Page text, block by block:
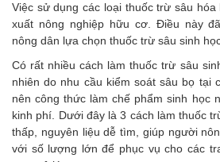
Việc sử dụng các loại thuốc trừ sâu
xuất nông nghiệp hữu cơ. Điều này
nông dân lựa chọn thuốc trừ sâu sinh
Có rất nhiều cách làm thuốc trừ sâu
nhiên do nhu cầu kiểm soát sâu bọ tại
nên công thức làm chế phẩm sinh học
kinh phí. Dưới đây là 3 cách làm thuốc
thấp, nguyên liệu dễ tìm, giúp người
với số lượng lớn để phục vụ cho các